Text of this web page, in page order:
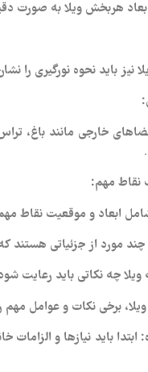
ابعاد هربخش ویلا به
نیز باید نحوه نورگیری را
فضاهای خارجی مانند باغ،
نقاط مهم:
شامل ابعاد و موقعیت نقاط
چند مورد از جزئیاتی
چه نکاتی باید رعایت
برخی نکات و عوامل مهم
ابتدا باید نیازها و